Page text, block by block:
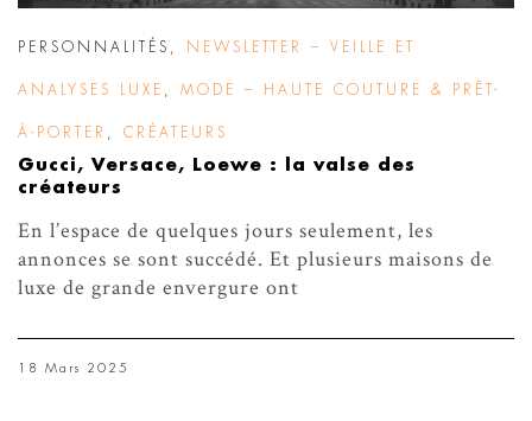
PERSONNALITÉS NEWSLETTER – VEILLE ET
ANALYSES LUXE MODE – HAUTE COUTURE & PRÊT-
À-PORTER CRÉATEURS
Gucci, Versace, Loewe : la valse des
créateurs
En l’espace de quelques jours seulement, les
annonces se sont succédé. Et plusieurs maisons de
luxe de grande envergure ont
18 Mars 2025